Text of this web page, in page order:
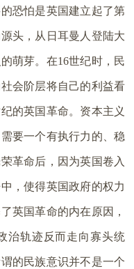
恐怕是英国建立起了第
头，从日耳曼人登陆大
萌芽。在16世纪时，民
会阶层将自己的利益看
的英国革命。资本主义
要一个有执行力的、稳
革命后，因为英国卷入
，使得英国政府的权力
英国革命的内在原因，
治轨迹反而走向寡头统
的民族意识并不是一个